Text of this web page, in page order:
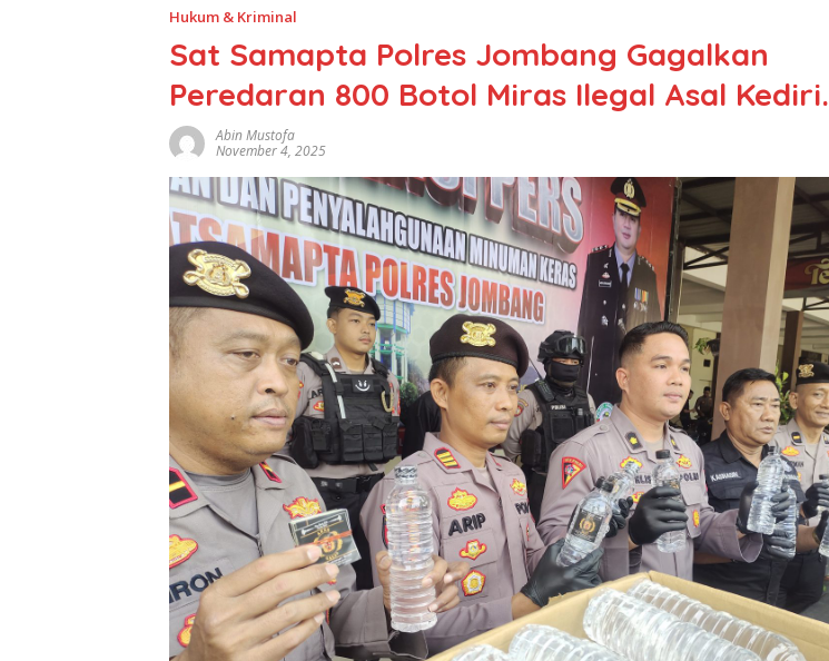
Hukum & Kriminal
Sat Samapta Polres Jombang Gagalkan
Peredaran 800 Botol Miras Ilegal Asal Kediri.
Abin Mustofa
November 4, 2025